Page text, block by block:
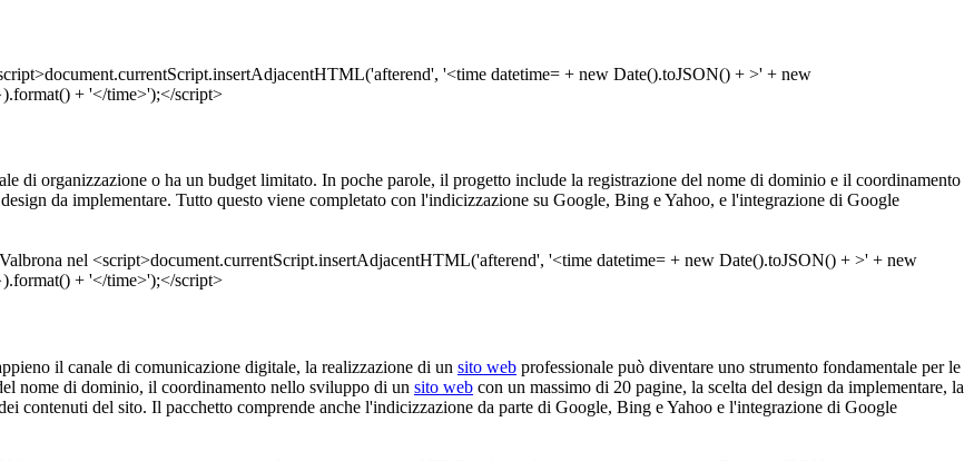
di organizzazione o ha un budget limitato. In poche parole, il progetto include la registrazione del nome di dominio e il coordinamento
da implementare. Tutto questo viene completato con l'indicizzazione su Google, Bing e Yahoo, e l'integrazione di Google
il canale di comunicazione digitale, la realizzazione di un sito web professionale può diventare uno strumento fondamentale per le
nome di dominio, il coordinamento nello sviluppo di un sito web con un massimo di 20 pagine, la scelta del design da implementare, la
contenuti del sito. Il pacchetto comprende anche l'indicizzazione da parte di Google, Bing e Yahoo e l'integrazione di Google